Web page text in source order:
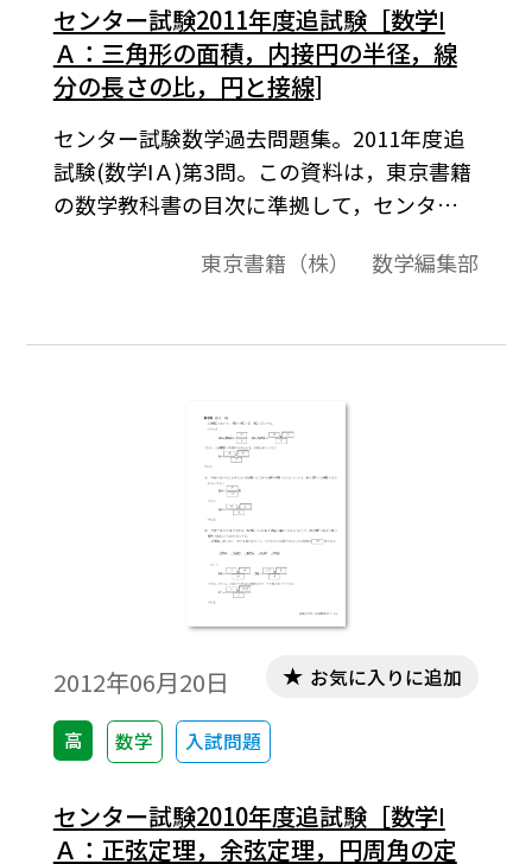
センター試験2011年度追試験［数学Ⅰ
Ａ：三角形の面積，内接円の半径，線
分の長さの比，円と接線]
センター試験数学過去問題集。2011年度追
試験(数学ⅠＡ)第3問。この資料は，東京書籍
の数学教科書の目次に準拠して，センター
と解答で構成されています。東京書籍（株） 数学編集部
2012年06月20日
高 数学 入試問題
お気に入りに追加
センター試験2010年度追試験［数学Ⅰ
Ａ：正弦定理，余弦定理，円周角の定